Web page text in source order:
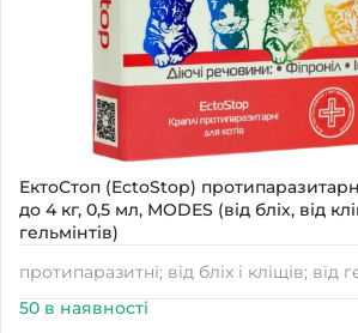
ЕктоСтоп (EctoStop)
до 4 кг, 0,5 мл, MODES (від бліх, від
гельмінтів)
протипаразитні; від бліх і кліщів; від
50 в наявності